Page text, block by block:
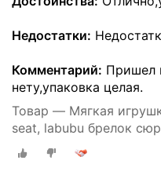
Недостатки:
Комментарий: Пришел
нету,упаковка целая.
Товар — Мягкая
seat, labubu брелок